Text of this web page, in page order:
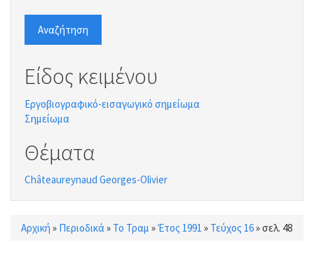
Αναζήτηση
Είδος κειμένου
Εργοβιογραφικό-εισαγωγικό σημείωμα
Σημείωμα
Θέματα
Châteaureynaud Georges-Olivier
Είστε εδώ
Αρχική » Περιοδικά» Το Τραμ »Έτος 1991 » Τεύχος 16»σελ. 48